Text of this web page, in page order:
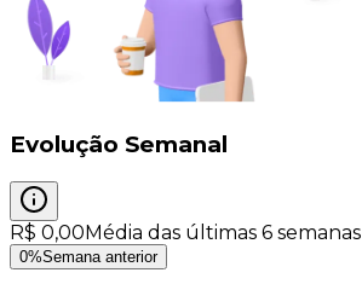
Evolução Semanal
R$ 0,00Média das últimas 6 semanas
0%Semana anterior